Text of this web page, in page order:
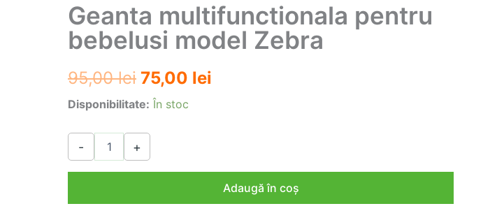
Geanta multifunctionala pentru
bebelusi model Zebra
95,00lei Prețul
inițial
a
fost:
75,00 lei
Disponibilitate: În stoc
-
Cantitate
+
Adaugă în coș